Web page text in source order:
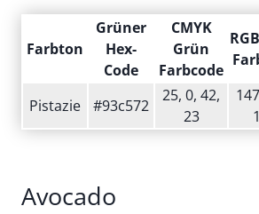
Farbton
Grüner
Hex-
Code
CMYK
Grün
Farbcode
Pistazie #93c572
25, 0, 42,
23
Avocado